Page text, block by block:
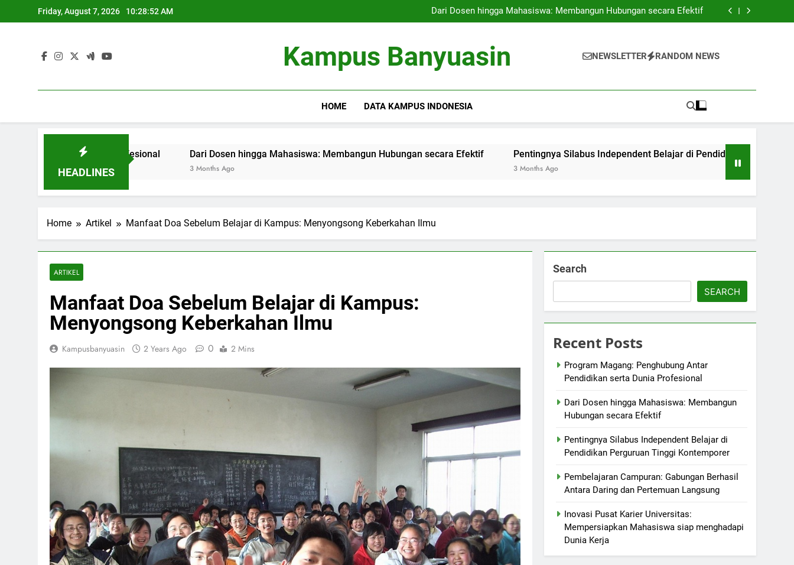
to
Friday, August 7, 2026 10:28:53 AM
Dari Dosen hingga Mahasiswa: Membangun Hubungan secara Efektif
Pentingnya Silabus Independent Belajar di Pendidikan Perguruan Tinggi
Dari Dosen hingga Mahasiswa: Membangun Hubungan secara Efektif
Pentingnya Silabus Independent Belajar di Pendidikan Perguruan Tinggi
Kampus Banyuasin NEWSLETTER RANDOM NEWS
HOME DATA KAMPUS INDONESIA
HEADLINES
Dunia Profesional Dari Dosen hingga Mahasiswa: Membangun Hubungan secara Efektif Pentingnya Silabus Independent Belajar di Pendidikan Perguruan Tinggi
Home Artikel Manfaat Doa Sebelum Belajar di Kampus: Menyongsong Keberkahan Ilmu
ARTIKEL
Manfaat Doa Sebelum Belajar di Kampus:
Menyongsong Keberkahan Ilmu
Kampusbanyuasin 2 Years Ago 0 2 Mins
Search
SEARCH
Recent Posts
Program Magang: Penghubung Antar
Pendidikan serta Dunia Profesional
Dari Dosen hingga Mahasiswa: Membangun
Hubungan secara Efektif
Pentingnya Silabus Independent Belajar di
Pendidikan Perguruan Tinggi Kontemporer
Pembelajaran Campuran: Gabungan Berhasil
Antara Daring dan Pertemuan Langsung
Inovasi Pusat Karier Universitas:
Mempersiapkan Mahasiswa siap menghadapi
Dunia Kerja